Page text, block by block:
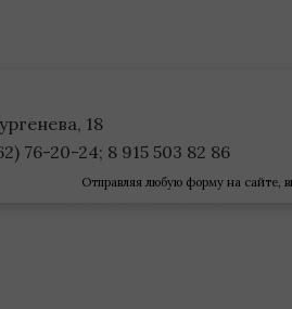
18
76-20-24; 8 915 503 82 86
Отправляя любую форму на сайте,